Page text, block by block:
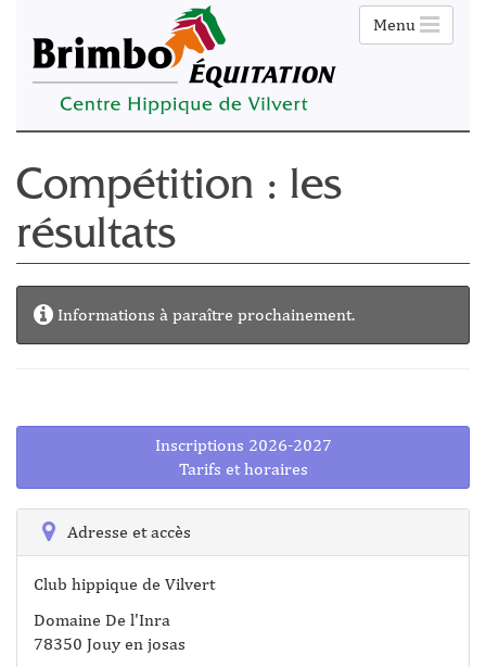
Menu
Compétition : les
résultats
Informations à paraître prochainement.
Inscriptions 2026-2027
Tarifs et horaires
Adresse et accès
Club hippique de Vilvert
Domaine De l'Inra
78350 Jouy en josas